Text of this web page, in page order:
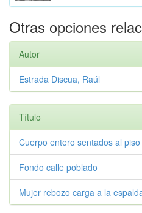
Otras opciones
Autor
Estrada Discua, Raúl
Título
Cuerpo entero sentados al piso
Fondo calle poblado
Mujer rebozo carga a la